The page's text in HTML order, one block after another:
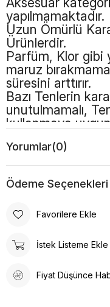
yapılmamaktadır.
Uzun Ömürlü
Ürünlerdir.
Parfüm, Klor gibi
maruz
süresini arttırır.
Bazı Tenlerin
unutulmamalı,
kullanmaya
Yorumlar(0)
Ödeme Seçenekleri
Favorilere Ekle
İstek Listeme Ekle
Fiyat Düşünce